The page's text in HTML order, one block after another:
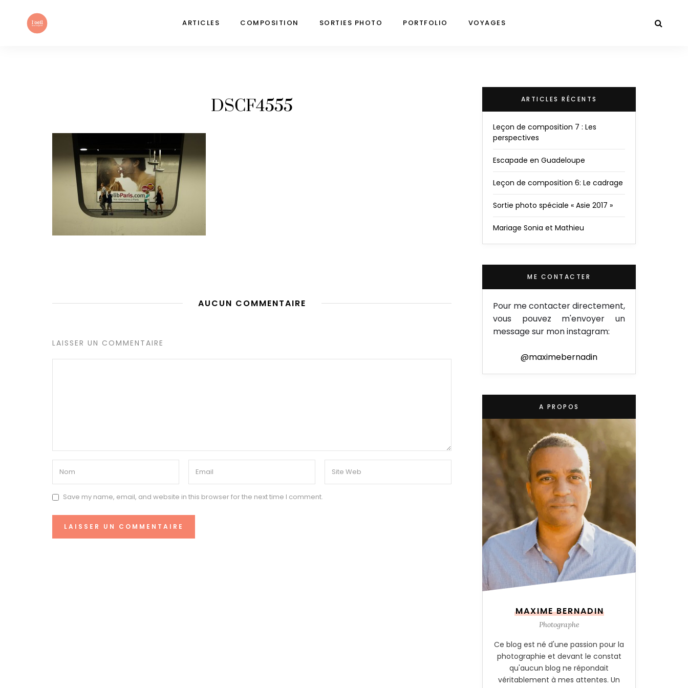
ARTICLES COMPOSITION SORTIES PHOTO PORTFOLIO VOYAGES
DSCF4555
AUCUN COMMENTAIRE
LAISSER UN COMMENTAIRE
Save my name, email, and website in this browser for the next time I comment.
ARTICLES RÉCENTS
Leçon de composition 7 : Les
perspectives
Escapade en Guadeloupe
Leçon de composition 6: Le cadrage
Sortie photo spéciale « Asie 2017 »
Mariage Sonia et Mathieu
ME CONTACTER
Pour me contacter directement,
vous pouvez m'envoyer un
message sur mon instagram:
@maximebernadin
A PROPOS
MAXIME BERNADIN
Photographe
Ce blog est né d'une passion pour la
photographie et devant le constat
qu'aucun blog ne répondait
véritablement à mes attentes. Un